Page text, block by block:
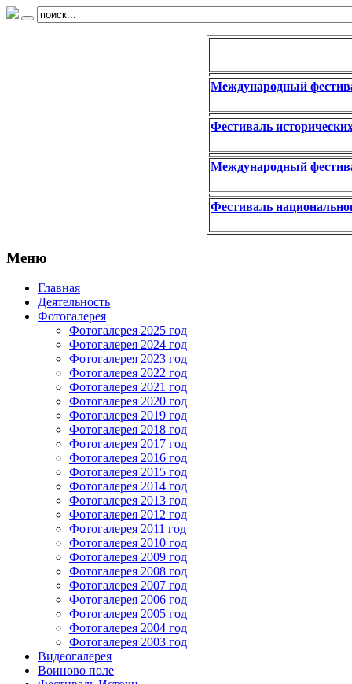
Международный
Фестиваль
Международный
Фестиваль
Меню
Главная
Деятельность
Фотогалерея
Фотогалерея 2025 год
Фотогалерея 2024 год
Фотогалерея 2023 год
Фотогалерея 2022 год
Фотогалерея 2021 год
Фотогалерея 2020 год
Фотогалерея 2019 год
Фотогалерея 2018 год
Фотогалерея 2017 год
Фотогалерея 2016 год
Фотогалерея 2015 год
Фотогалерея 2014 год
Фотогалерея 2013 год
Фотогалерея 2012 год
Фотогалерея 2011 год
Фотогалерея 2010 год
Фотогалерея 2009 год
Фотогалерея 2008 год
Фотогалерея 2007 год
Фотогалерея 2006 год
Фотогалерея 2005 год
Фотогалерея 2004 год
Фотогалерея 2003 год
Видеогалерея
Воиново поле